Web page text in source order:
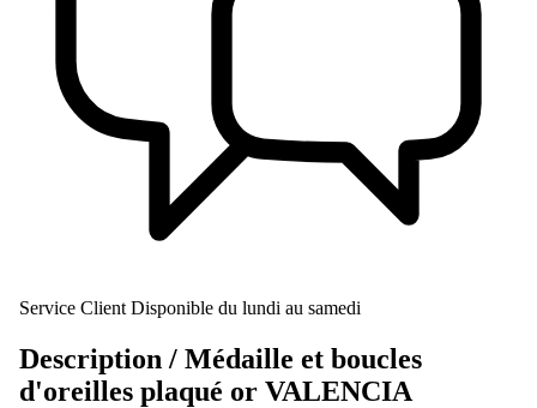
Service Client Disponible du lundi au samedi
Description / Médaille et boucles
d'oreilles plaqué or VALENCIA